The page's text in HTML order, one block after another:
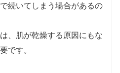
続いてしまう場合があるの
、肌が乾燥する原因にもな
です。